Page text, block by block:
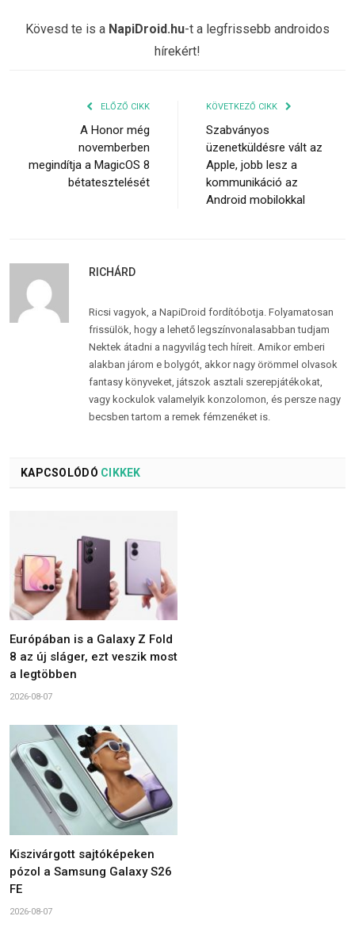
Kövesd te is a NapiDroid.hu-t a legfrissebb androidos
hírekért!
ELŐZŐ CIKK
A Honor még
novemberben
megindítja a MagicOS 8
bétatesztelését
KÖVETKEZŐ CIKK
Szabványos
üzenetküldésre vált az
Apple, jobb lesz a
kommunikáció az
Android mobilokkal
RICHÁRD
Ricsi vagyok, a NapiDroid fordítóbotja. Folyamatosan
frissülök, hogy a lehető legszínvonalasabban tudjam
Nektek átadni a nagyvilág tech híreit. Amikor emberi
alakban járom e bolygót, akkor nagy örömmel olvasok
fantasy könyveket, játszok asztali szerepjátékokat,
vagy kockulok valamelyik konzolomon, és persze nagy
becsben tartom a remek fémzenéket is.
KAPCSOLÓDÓ CIKKEK
Európában is a Galaxy Z Fold
8 az új sláger, ezt veszik most
a legtöbben
2026-08-07
Kiszivárgott sajtóképeken
pózol a Samsung Galaxy S26
FE
2026-08-07